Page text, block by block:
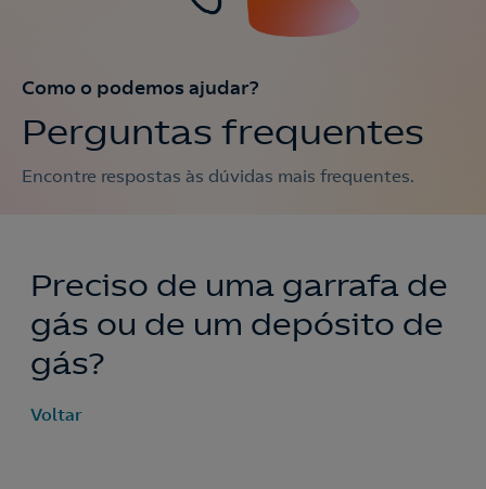
Como o podemos ajudar?
Perguntas frequentes
Encontre respostas às dúvidas mais frequentes.
Preciso de uma garrafa de
gás ou de um depósito de
gás?
Voltar